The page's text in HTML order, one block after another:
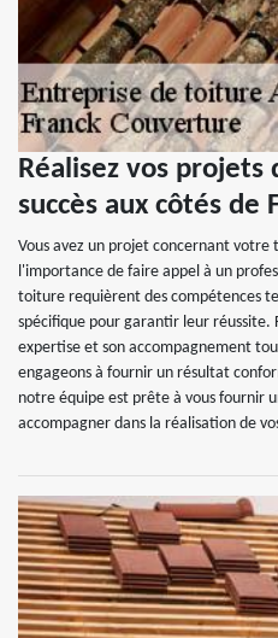
Réalisez vos
succès aux côtés de
Vous avez un projet concernant votre
l'importance de faire appel à un
toiture requièrent des compétences
spécifique pour garantir leur réussite.
expertise et son accompagnement
engageons à fournir un résultat
notre équipe est prête à vous fournir
accompagner dans la réalisation de